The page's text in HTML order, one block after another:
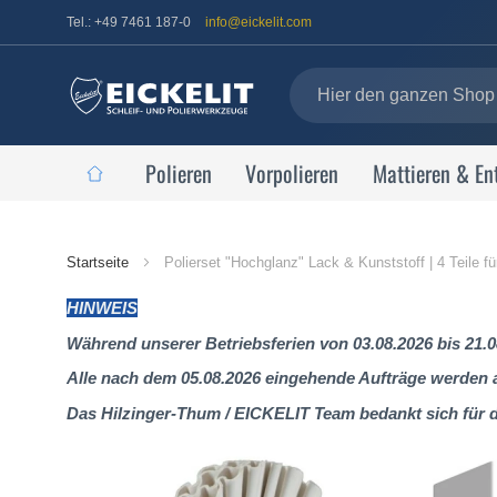
Tel.: +49 7461 187-0 info@eickelit.com
Polieren Vorpolieren Mattieren &
Startseite Polierset "Hochglanz" Lack & Kunststoff | 4 Teile
HINWEIS
Während unserer Betriebsferien von 03.08.2026 bis
Alle nach dem 05.08.2026 eingehende Aufträge
Das Hilzinger-Thum / EICKELIT Team bedankt sich für